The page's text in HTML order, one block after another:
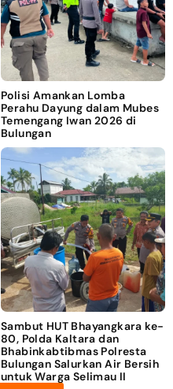
Polisi Amankan Lomba
Perahu Dayung dalam Mubes
Temengang Iwan 2026 di
Bulungan
Sambut HUT Bhayangkara ke-
80, Polda Kaltara dan
Bhabinkabtibmas Polresta
Bulungan Salurkan Air Bersih
untuk Warga Selimau II